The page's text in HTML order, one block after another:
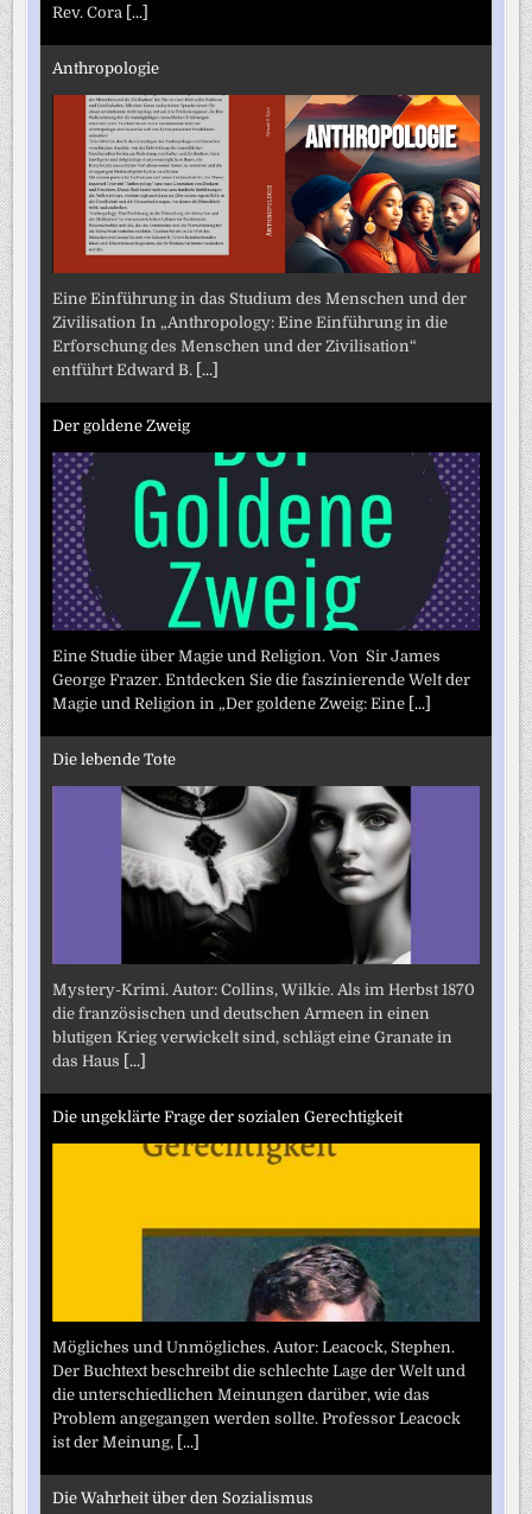
Rev. Cora [...]
Anthropologie
Eine Einführung in das Studium des Menschen und der
Zivilisation In „Anthropology: Eine Einführung in die
Erforschung des Menschen und der Zivilisation“
entführt Edward B. [...]
Der goldene Zweig
Eine Studie über Magie und Religion. Von Sir James
George Frazer. Entdecken Sie die faszinierende Welt der
Magie und Religion in „Der goldene Zweig: Eine [...]
Die lebende Tote
Mystery-Krimi. Autor: Collins, Wilkie. Als im Herbst 1870
die französischen und deutschen Armeen in einen
blutigen Krieg verwickelt sind, schlägt eine Granate in
das Haus [...]
Die ungeklärte Frage der sozialen Gerechtigkeit
Mögliches und Unmögliches. Autor: Leacock, Stephen.
Der Buchtext beschreibt die schlechte Lage der Welt und
die unterschiedlichen Meinungen darüber, wie das
Problem angegangen werden sollte. Professor Leacock
ist der Meinung, [...]
Die Wahrheit über den Sozialismus